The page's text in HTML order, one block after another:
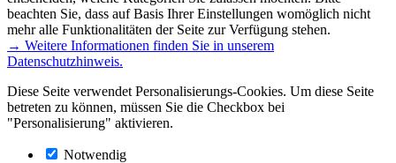
beachten Sie, dass auf Basis Ihrer Einstellungen womöglich nicht
mehr alle Funktionalitäten der Seite zur Verfügung stehen.
→ Weitere Informationen finden Sie in unserem
Datenschutzhinweis.
Diese Seite verwendet Personalisierungs-Cookies. Um diese Seite
betreten zu können, müssen Sie die Checkbox bei
"Personalisierung" aktivieren.
Notwendig